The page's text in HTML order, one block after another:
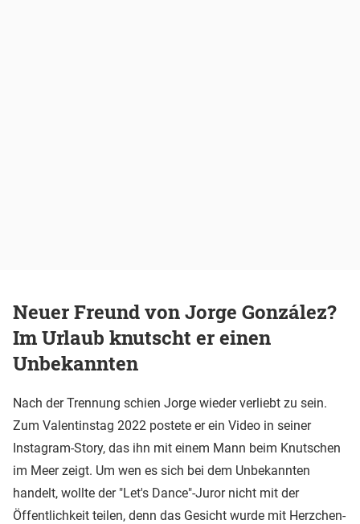
Neuer Freund von Jorge González?
Im Urlaub knutscht er einen
Unbekannten
Nach der Trennung schien Jorge wieder verliebt zu sein.
Zum Valentinstag 2022 postete er ein Video in seiner
Instagram-Story, das ihn mit einem Mann beim Knutschen
im Meer zeigt. Um wen es sich bei dem Unbekannten
handelt, wollte der "Let's Dance"-Juror nicht mit der
Öffentlichkeit teilen, denn das Gesicht wurde mit Herzchen-